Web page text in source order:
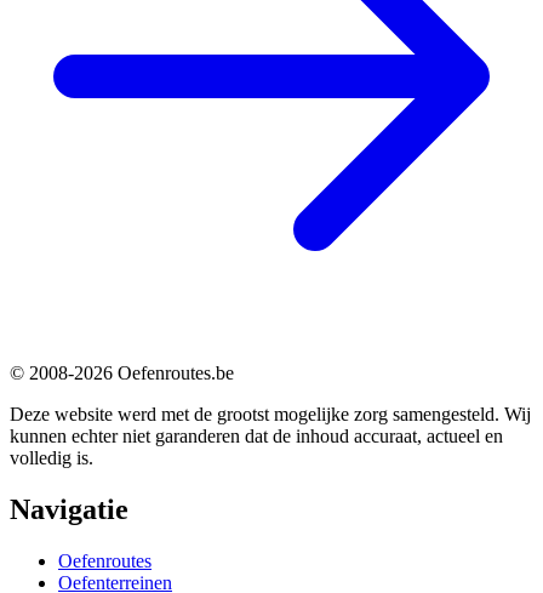
© 2008-2026 Oefenroutes.be
Deze website werd met de grootst mogelijke zorg samengesteld. Wij
kunnen echter niet garanderen dat de inhoud accuraat, actueel en
volledig is.
Navigatie
Oefenroutes
Oefenterreinen